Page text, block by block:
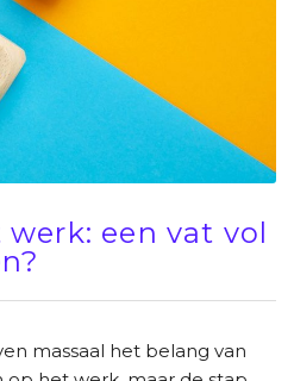
een vat vol
massaal het belang van